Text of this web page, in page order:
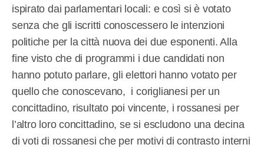
ispirato dai parlamentari locali: e così si è votato
senza che gli iscritti conoscessero le intenzioni
politiche per la città nuova dei due esponenti. Alla
fine visto che di programmi i due candidati non
hanno potuto parlare, gli elettori hanno votato per
quello che conoscevano, i coriglianesi per un
concittadino, risultato poi vincente, i rossanesi per
l’altro loro concittadino, se si escludono una decina
di voti di rossanesi che per motivi di contrasto interni